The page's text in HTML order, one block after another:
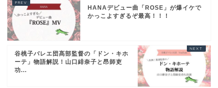
HANAデビュー曲「ROSE」が爆イケで
かっこよすぎるぞ最高！！！
谷桃子バレエ団髙部監督の「ドン・キホ
ーテ」物語解説！山口緋奈子と昂師吏
功...